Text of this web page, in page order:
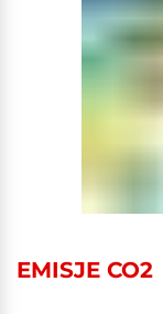
EMISJE CO2